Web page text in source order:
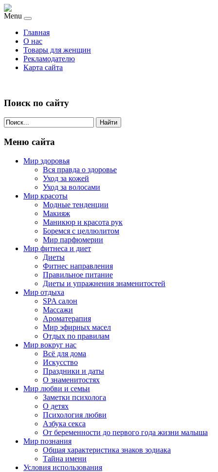
Menu
Главная
О нас
Товары для женщин
Рекламодателю
Карта сайта
Поиск по сайту
Найти
Меню сайта
Мир здоровья
Вся правда о здоровье
Уход за кожей
Уход за волосами
Мир красоты
Модные тенденции
Макияж
Маникюр и красота рук
Боремся с целлюлитом
Мир парфюмерии
Мир фитнеса и диет
Диеты
Фитнес направления
Правильное питание
Диеты и упражнения знаменитостей
Мир отдыха
SPA салон
Массажи
Ароматерапия
Мир эфирных масел
Отдых по правилам
Мир вокруг нас
Всё для дома
Искусство
Праздники и даты
О знаменитостях
Мир любви и семьи
Заметки психолога
О детях
Психология любви
Азбука секса
От беременности до первого года жизни малыша
Мир познания
Общая характеристика знаков зодиака
Тайна имени
Условия использования